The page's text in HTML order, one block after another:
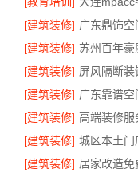
[建筑装修]
[建筑装修]
[建筑装修]
[建筑装修]
[建筑装修]
[建筑装修]
[建筑装修] 居家改造